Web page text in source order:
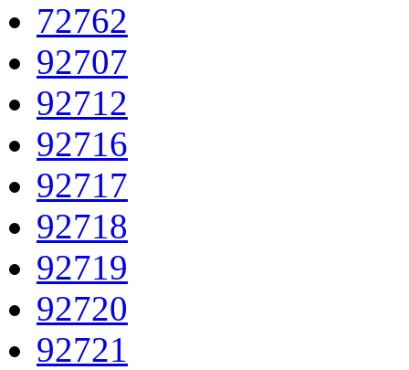
72762
92707
92712
92716
92717
92718
92719
92720
92721